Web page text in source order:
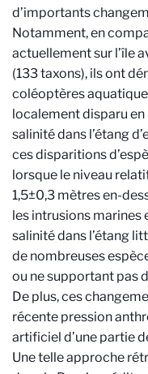
d’importants
Notamment, en
actuellement sur l’île
(133 taxons), ils ont
coléoptères
localement disparu
salinité dans l’étang
ces disparitions
lorsque le niveau
1,5±0,3 mètres en-
les intrusions marines
salinité dans l’étang
de nombreuses
ou ne supportant pas
De plus, ces
récente pression
artificiel d’une partie
Une telle approche